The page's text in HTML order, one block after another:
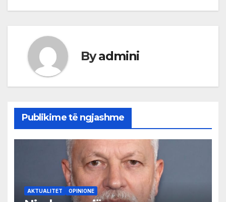
Byadmini
Publikime të ngjashme
AKTUALITET OPINIONE